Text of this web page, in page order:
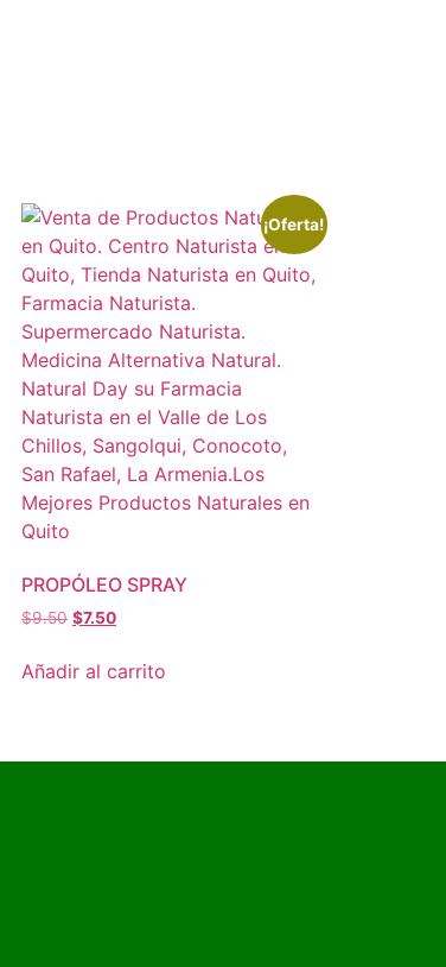
¡Oferta!
PROPÓLEO SPRAY
$9.50 $7.50
Añadir al carrito